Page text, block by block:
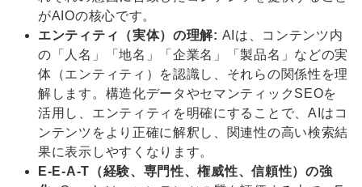
がAIOの核心です。
エンティティ（実体）の理解: AIは、コンテンツ内
の「人名」「地名」「企業名」「製品名」などの実
体（エンティティ）を認識し、それらの関係性を理
解します。構造化データやセマンティックSEOを
活用し、エンティティを明確にすることで、AIはコ
ンテンツをより正確に解釈し、関連性の高い検索結
果に表示しやすくなります。
E-E-A-T（経験、専門性、権威性、信頼性）の強